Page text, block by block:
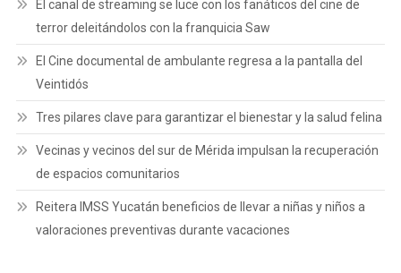
El canal de streaming se luce con los fanáticos del cine de
terror deleitándolos con la franquicia Saw
El Cine documental de ambulante regresa a la pantalla del
Veintidós
Tres pilares clave para garantizar el bienestar y la salud felina
Vecinas y vecinos del sur de Mérida impulsan la recuperación
de espacios comunitarios
Reitera IMSS Yucatán beneficios de llevar a niñas y niños a
valoraciones preventivas durante vacaciones